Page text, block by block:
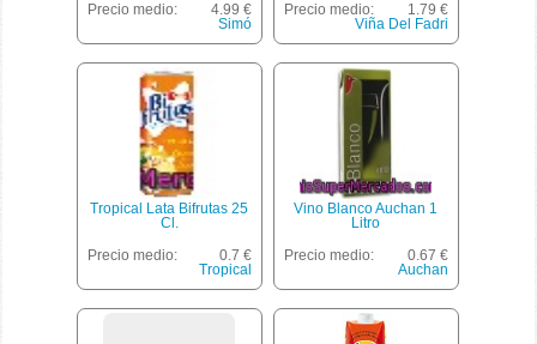
Precio medio:
4.99 €
Simó
Precio medio:
1.79 €
Viña Del Fadri
Tropical Lata Bifrutas 25
Cl.
Precio medio:
0.7 €
Tropical
Vino Blanco Auchan 1
Litro
Precio medio:
0.67 €
Auchan